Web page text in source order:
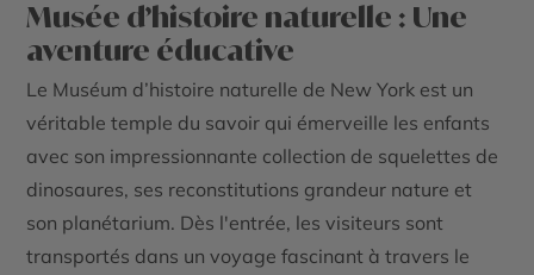
Musée d’histoire naturelle : Une
aventure éducative
Le Muséum d’histoire naturelle de New York est un
véritable temple du savoir qui émerveille les enfants
avec son impressionnante collection de squelettes de
dinosaures, ses reconstitutions grandeur nature et
son planétarium. Dès l'entrée, les visiteurs sont
transportés dans un voyage fascinant à travers le